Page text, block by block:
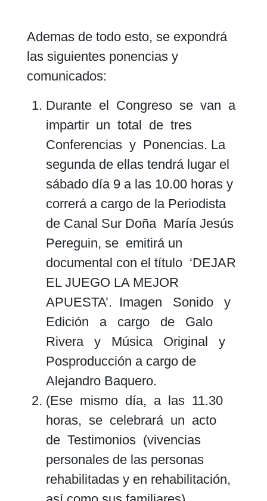
Ademas de todo esto, se expondrá
las siguientes ponencias y
comunicados:
Durante el Congreso se van a
impartir un total de tres
Conferencias y Ponencias. La
segunda de ellas tendrá lugar el
sábado día 9 a las 10.00 horas y
correrá a cargo de la Periodista
de Canal Sur Doña María Jesús
Pereguin, se emitirá un
documental con el título ‘DEJAR
EL JUEGO LA MEJOR
APUESTA’. Imagen Sonido y
Edición a cargo de Galo
Rivera y Música Original y
Posproducción a cargo de
Alejandro Baquero.
(Ese mismo día, a las 11.30
horas, se celebrará un acto
de Testimonios (vivencias
personales de las personas
rehabilitadas y en rehabilitación,